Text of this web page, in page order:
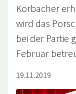
Korbacher
wird das
bei der Partie
Februar
19.11.2019